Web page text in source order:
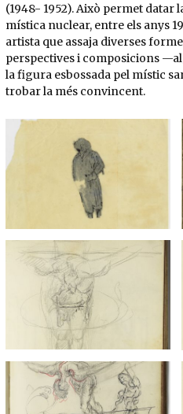
(1948- 1952). Això permet datar
mística nuclear, entre els anys
artista que assaja diverses
perspectives i composicions
la figura esbossada pel místic
trobar la més convincent.